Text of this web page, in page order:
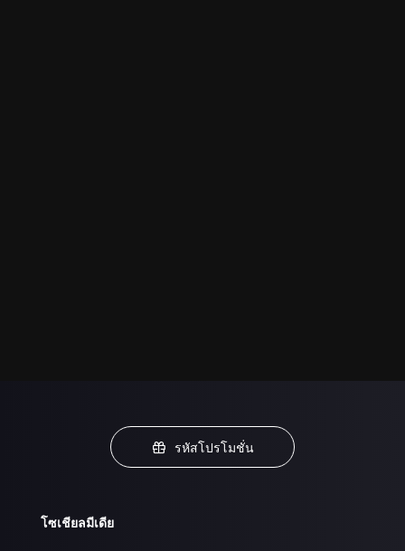
รหัสโปรโมชั่น
โซเชียลมีเดีย